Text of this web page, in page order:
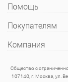
Помощь
Покупателям
Компания
Общество с
107140, г. Москва, ул.